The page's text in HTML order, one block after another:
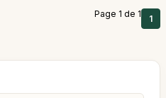
Page 1 de 1 1